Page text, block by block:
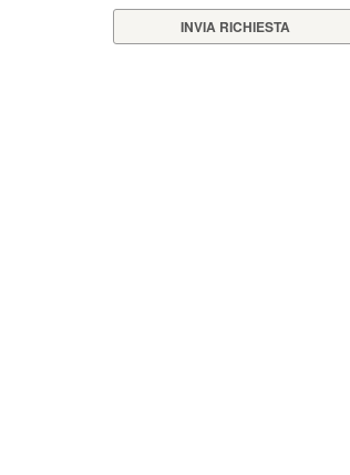
INVIA RICHIESTA